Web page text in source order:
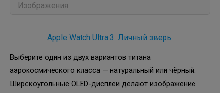
Изображения
Apple Watch Ultra 3. Личный зверь.
Выберите один из двух вариантов титана
аэрокосмического класса — натуральный или чёрный.
Широкоугольные OLED-дисплеи делают изображение